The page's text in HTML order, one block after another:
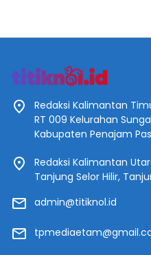
Redaksi Kalimantan
RT 009 Kelurahan
Kabupaten Penajam
Redaksi Kalimantan
Tanjung Selor Hilir,
admin@titiknol.id